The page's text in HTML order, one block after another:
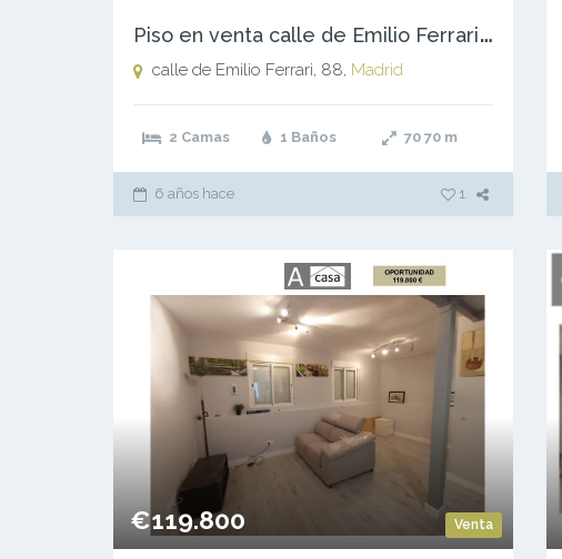
P
iso en venta calle de Emilio Ferrari, 88
calle de Emilio Ferrari, 88, Madrid
2 Camas 1 Baños 70 70 m
6 años hace 1
Venta
€119.800